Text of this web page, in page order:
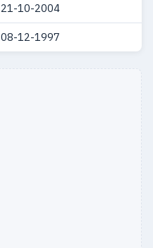
21-10-2004
08-12-1997